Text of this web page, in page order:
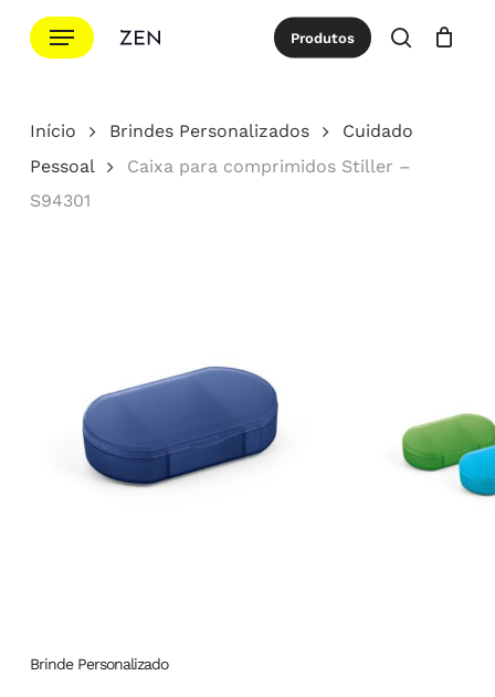
para
principal
Menu Produtos
procurar
Cotação Close
Início Brindes Personalizados
Cuidado
Pessoal
Caixa para comprimidos Stiller –
S94301
Brinde Personalizado